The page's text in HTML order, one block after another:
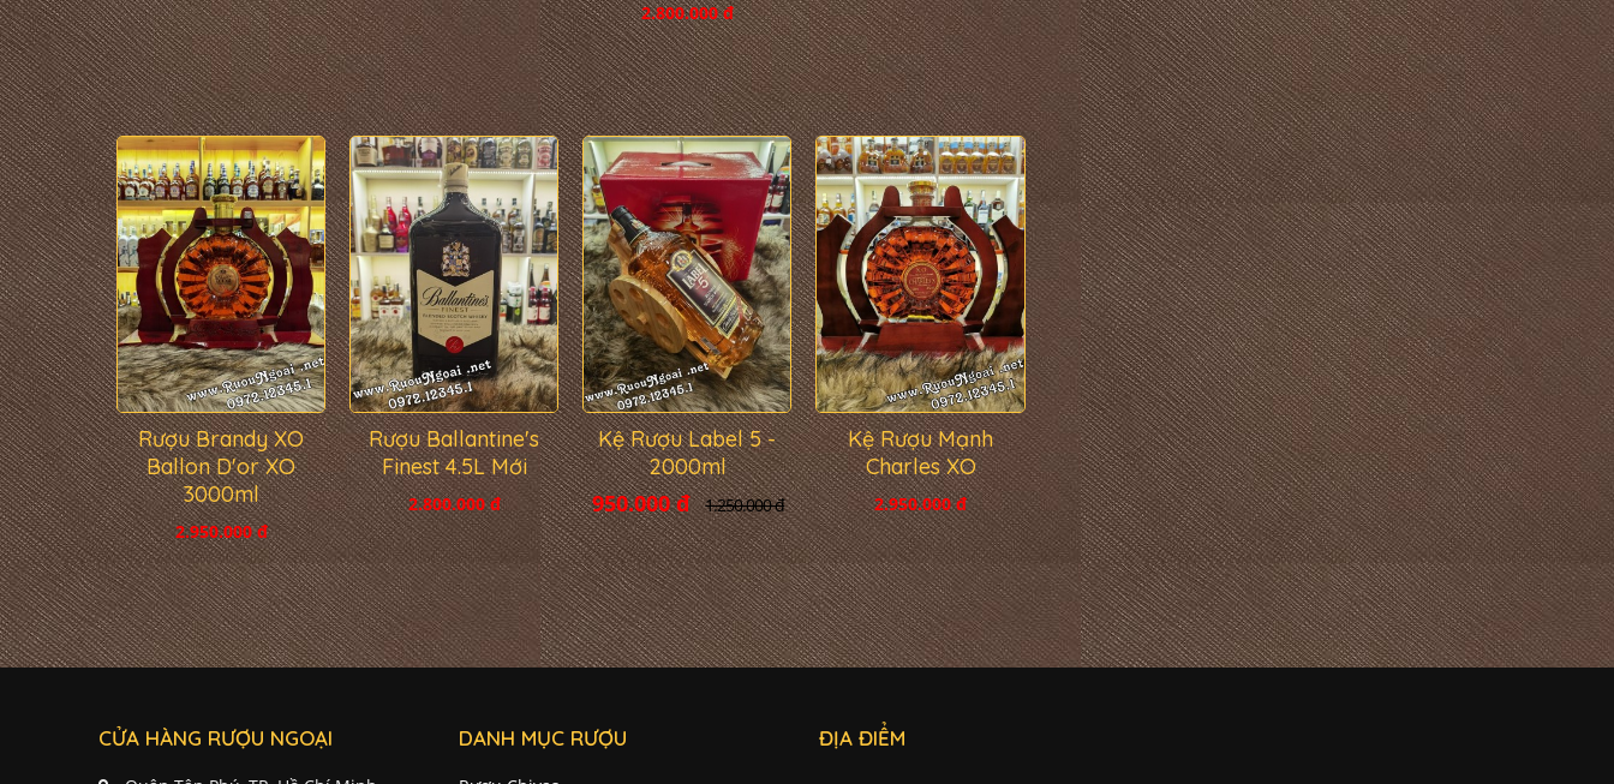
2.800.000 đ
Rượu Brandy XO
Ballon D'or XO
3000ml
2.950.000 đ
Rượu Ballantine's
Finest 4.5L Mới
2.800.000 đ
Kệ Rượu Label 5 -
2000ml
950.000 đ 1.250.000 đ
Kệ Rượu Mạnh
Charles XO
2.950.000 đ
CỬA HÀNG RƯỢU NGOẠI DANH MỤC RƯỢU ĐỊA ĐIỂM